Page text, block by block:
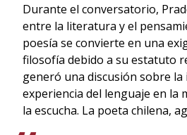
Durante el conversatorio,
entre la literatura y el
poesía se convierte en una
filosofía debido a su estatuto
generó una discusión sobre la
experiencia del lenguaje en la
la escucha. La poeta chilena,